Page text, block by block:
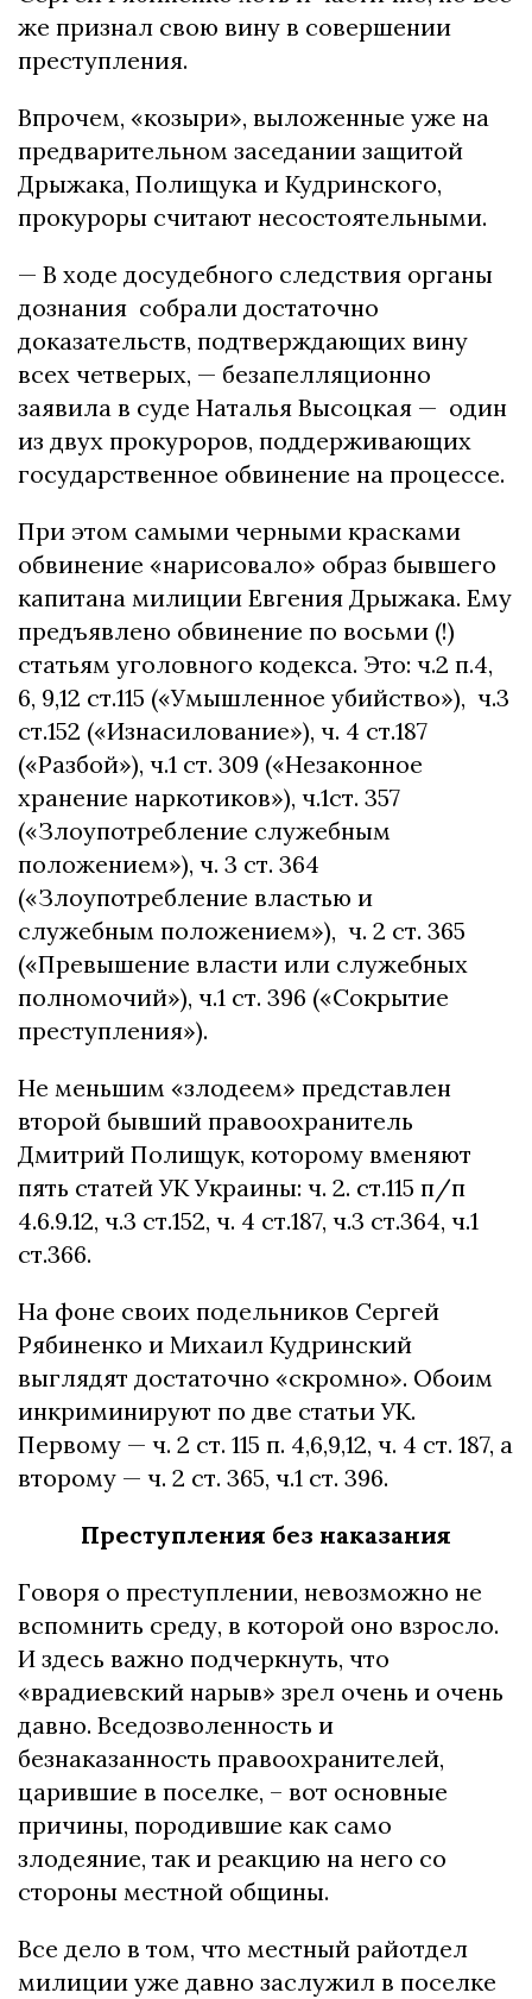
же признал свою вину в совершении
преступления.
Впрочем, «козыри», выложенные уже на
предварительном заседании защитой
Дрыжака, Полищука и Кудринского,
прокуроры считают несостоятельными.
— В ходе досудебного следствия органы
дознания собрали достаточно
доказательств, подтверждающих вину
всех четверых, — безапелляционно
заявила в суде Наталья Высоцкая — один
из двух прокуроров, поддерживающих
государственное обвинение на процессе.
При этом самыми черными красками
обвинение «нарисовало» образ бывшего
капитана милиции Евгения Дрыжака. Ему
предъявлено обвинение по восьми (!)
статьям уголовного кодекса. Это: ч.2 п.4,
6, 9,12 ст.115 («Умышленное убийство»), ч.3
ст.152 («Изнасилование»), ч. 4 ст.187
(«Разбой»), ч.1 ст. 309 («Незаконное
хранение наркотиков»), ч.1ст. 357
(«Злоупотребление служебным
положением»), ч. 3 ст. 364
(«Злоупотребление властью и
служебным положением»), ч. 2 ст. 365
(«Превышение власти или служебных
полномочий»), ч.1 ст. 396 («Сокрытие
преступления»).
Не меньшим «злодеем» представлен
второй бывший правоохранитель
Дмитрий Полищук, которому вменяют
пять статей УК Украины: ч. 2. ст.115 п/п
4.6.9.12, ч.3 ст.152, ч. 4 ст.187, ч.3 ст.364, ч.1
ст.366.
На фоне своих подельников Сергей
Рябиненко и Михаил Кудринский
выглядят достаточно «скромно». Обоим
инкриминируют по две статьи УК.
Первому — ч. 2 ст. 115 п. 4,6,9,12, ч. 4 ст. 187, а
второму — ч. 2 ст. 365, ч.1 ст. 396.
Преступления без наказания
Говоря о преступлении, невозможно не
вспомнить среду, в которой оно взросло.
И здесь важно подчеркнуть, что
«врадиевский нарыв» зрел очень и очень
давно. Вседозволенность и
безнаказанность правоохранителей,
царившие в поселке, – вот основные
причины, породившие как само
злодеяние, так и реакцию на него со
стороны местной общины.
Все дело в том, что местный райотдел
милиции уже давно заслужил в поселке